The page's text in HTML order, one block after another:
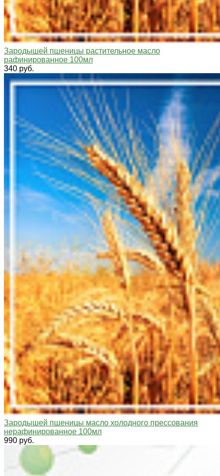
Зародышей пшеницы растительное масло
рафинированное 100мл
340 руб.
Зародышей пшеницы масло холодного прессования
нерафинированное 100мл
990 руб.